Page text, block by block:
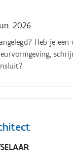
2026
Heb je